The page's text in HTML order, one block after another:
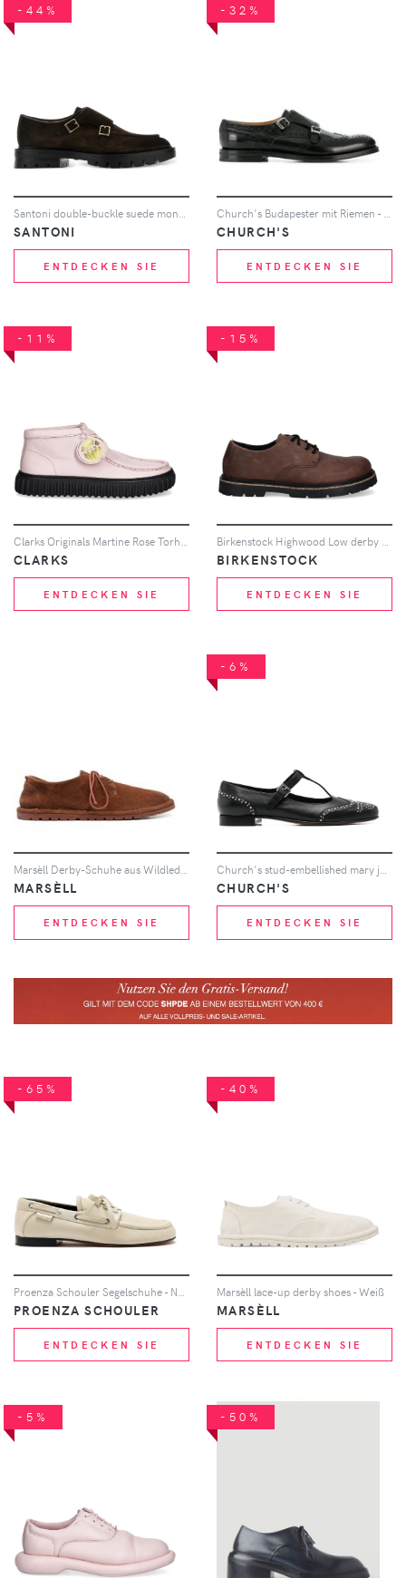
-44%
SANTONI
ENTDECKEN SIE
-32%
CHURCH'S
ENTDECKEN SIE
-11%
CLARKS
ENTDECKEN SIE
-15%
BIRKENSTOCK
ENTDECKEN SIE
Marsèll Derby-Schuhe aus Wildleder - Braun
MARSÈLL
ENTDECKEN SIE
-6%
Church's stud-embellished mary jane shoes - Schwarz
CHURCH'S
ENTDECKEN SIE
-65%
PROENZA SCHOULER
ENTDECKEN SIE
-40%
Marsèll lace-up derby shoes - Weiß
MARSÈLL
ENTDECKEN SIE
-5% -50%